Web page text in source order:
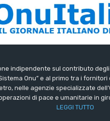
indipendente sul contributo
Onu” e al primo tra i fornitori
nelle agenzie specializzate
di pace e umanitarie in
LEGGI TUTTO